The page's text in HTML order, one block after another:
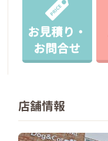
お見積り・
お問合せ
店舗情報